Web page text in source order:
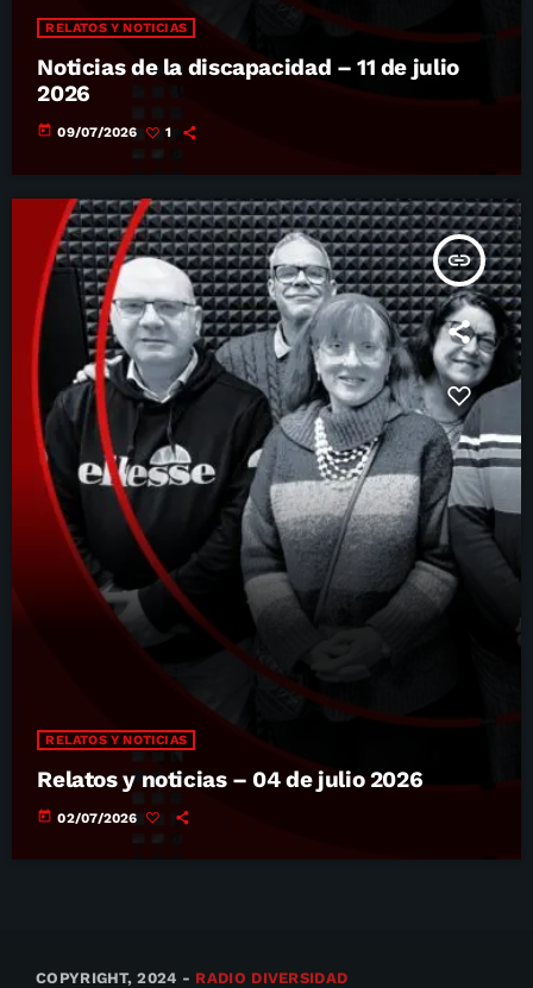
RELATOS Y NOTICIAS
Noticias de la discapacidad – 11 de julio
2026
today 09/07/2026 1
insert_link
RELATOS Y NOTICIAS
Relatos y noticias – 04 de julio 2026
today 02/07/2026
COPYRIGHT, 2024 - RADIO DIVERSIDAD